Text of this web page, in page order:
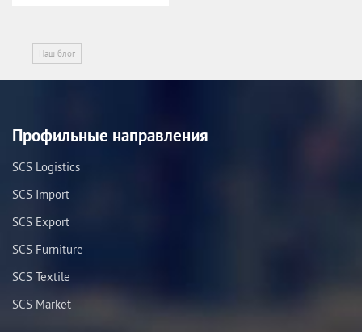
Наш блог
Профильные направления
SCS Logistics
SCS Import
SCS Export
SCS Furniture
SCS Textile
SCS Market